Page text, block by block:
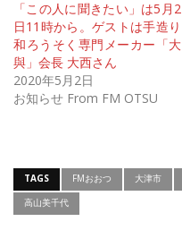
「この人に聞きたい」は5月2
日11時から。ゲストは手造り
和ろうそく専門メーカー「大
與」会長 大西さん
2020年5月2日
お知らせ From FM OTSU
TAGS FMおおつ 大津市
高山美千代